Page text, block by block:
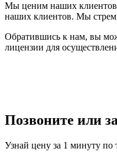
Мы ценим наших клиентов
наших клиентов. Мы
Обратившись к нам, вы
лицензии для
Позвоните или
Узнай цену за 1 минуту по